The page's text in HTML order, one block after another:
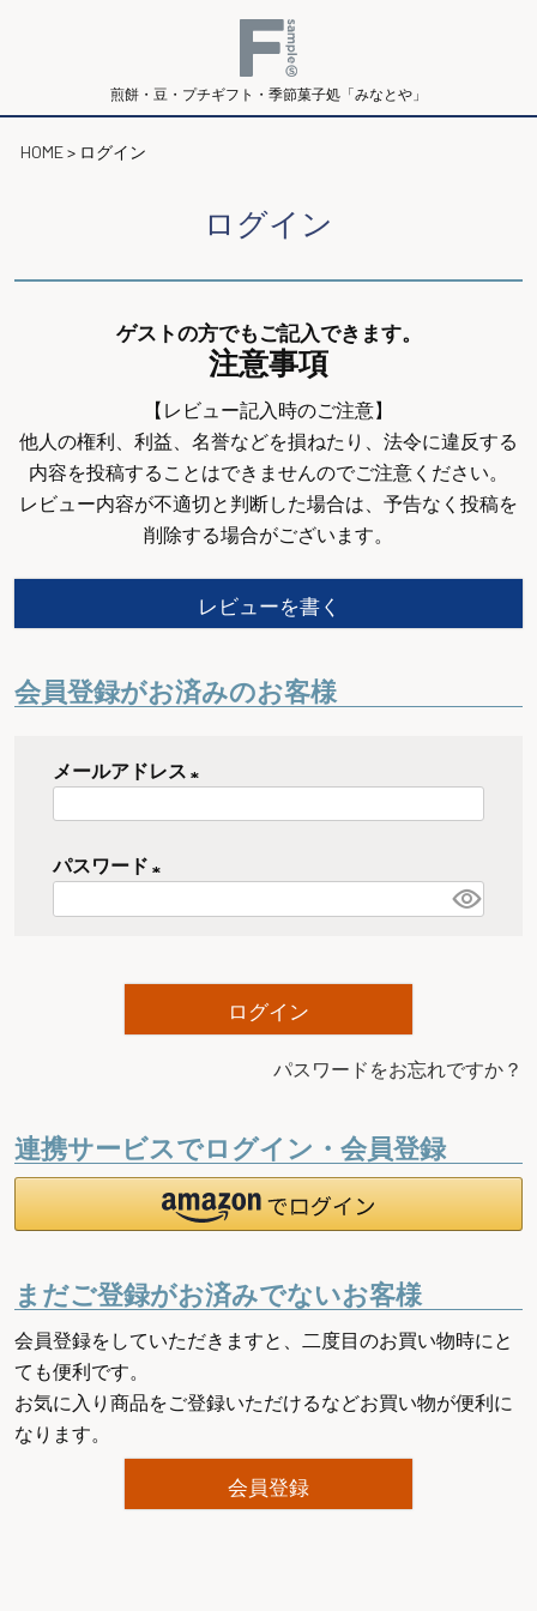
煎餅・豆・プチギフト・季節菓子処「みなとや」
HOME ログイン
ログイン
ゲストの方でもご記入できます。
注意事項
【レビュー記入時のご注意】
他人の権利、利益、名誉などを損ねたり、法令に違反する
内容を投稿することはできませんのでご注意ください。
レビュー内容が不適切と判断した場合は、予告なく投稿を
削除する場合がございます。
レビューを書く
会員登録がお済みのお客様
メールアドレス
パスワード
ログイン
パスワードをお忘れですか？
連携サービスでログイン・会員登録
まだご登録がお済みでないお客様
会員登録をしていただきますと、二度目のお買い物時にと
ても便利です。
お気に入り商品をご登録いただけるなどお買い物が便利に
なります。
会員登録